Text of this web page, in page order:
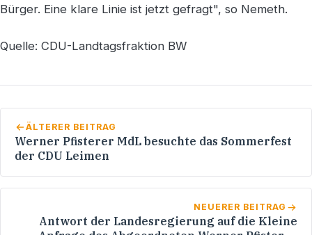
Bürger. Eine klare Linie ist jetzt gefragt", so Nemeth.
Quelle: CDU-Landtagsfraktion BW
ÄLTERER BEITRAG
Werner Pfisterer MdL besuchte das Sommerfest
der CDU Leimen
NEUERER BEITRAG
Antwort der Landesregierung auf die Kleine